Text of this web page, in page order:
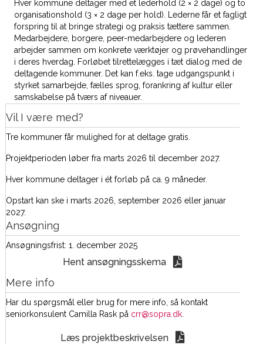
Hver kommune deltager med et lederhold (2 × 2 dage) og to
organisationshold (3 × 2 dage per hold). Lederne får et fagligt
forspring til at bringe strategi og praksis tættere sammen.
Medarbejdere, borgere, peer-medarbejdere og lederen
arbejder sammen om konkrete værktøjer og prøvehandlinger
i deres hverdag. Forløbet tilrettelægges i tæt dialog med de
deltagende kommuner. Det kan f.eks. tage udgangspunkt i
styrket samarbejde, fælles sprog, forankring af kultur eller
samskabelse på tværs af niveauer.
Vil I være med?
Tre kommuner får mulighed for at deltage gratis.
Projektperioden løber fra marts 2026 til december 2027.
Hver kommune deltager i ét forløb på ca. 9 måneder.
Opstart kan ske i marts 2026, september 2026 eller januar
2027.
Ansøgning
Ansøgningsfrist: 1. december 2025
Hent ansøgningsskema
Mere info
Har du spørgsmål eller brug for mere info, så kontakt
seniorkonsulent Camilla Rask på crr@sopra.dk.
Læs projektbeskrivelsen